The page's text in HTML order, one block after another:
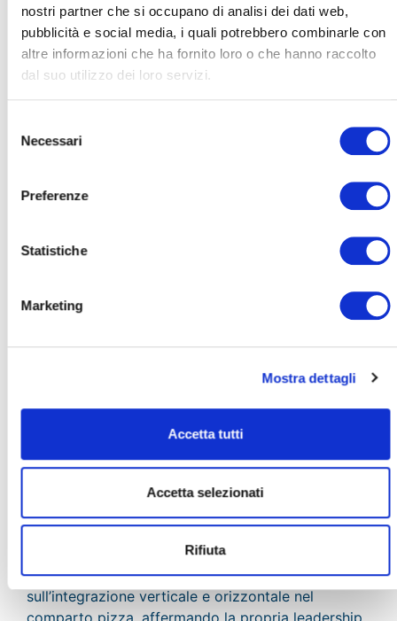
nostri partner che si occupano di analisi dei dati web,
pubblicità e social media, i quali potrebbero combinarle con
altre informazioni che ha fornito loro o che hanno raccolto
dal suo utilizzo dei loro servizi.
delNecessari
Preferenze
Statistiche
Marketing
Mostra dettagli
Accetta tutti
Accetta selezionati
Rifiuta
Askia group
AKSÌA GROUP SGR CON LA
PARTECIPATA VALPIZZA
Valpizza, con una nuova operazione, conquista il
mercato della pizza fresca, affermandosi leader
di Valpizza, che chiuderà il 2021 con un giro
d’affari di 70 milioni di Euro, puntando raddoppio
Aksìa Capital V, fondo
gestito da Aksìa Group, annuncial’acquisizione-
attraverso la partecipata Valpizza
leader in Italia nella produzione di pizza
rettangolare, pinsa, focaccia freschi e a
, con sede a Valsamoggia (Bologna),
persegue il piano strategico focalizzato
sull’integrazione verticale e orizzontale nel
comparto pizza, affermando la propria leadership